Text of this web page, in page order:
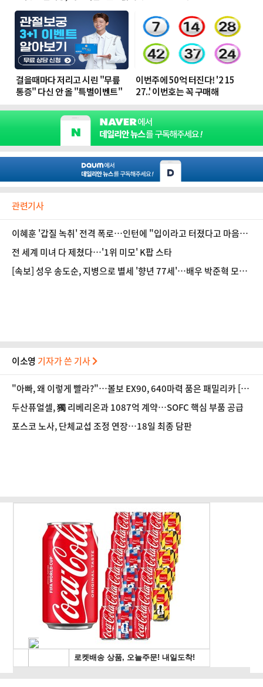
관련기사
이혜훈 '갑질 녹취' 전격 폭로…인턴에 "입이라고 터졌다고 마음대
로 지껄이냐"
전 세계 미녀 다 제쳤다…'1위 미모' K팝 스타
[속보] 성우 송도순, 지병으로 별세 '향년 77세'…배우 박준혁 모친
이소영 기자가 쓴 기사
"아빠, 왜 이렇게 빨라?"…볼보 EX90, 640마력 품은 패밀리카 [시
승기]
두산퓨얼셀, 獨 리베리온과 1087억 계약…SOFC 핵심 부품 공급
포스코 노사, 단체교섭 조정 연장…18일 최종 담판